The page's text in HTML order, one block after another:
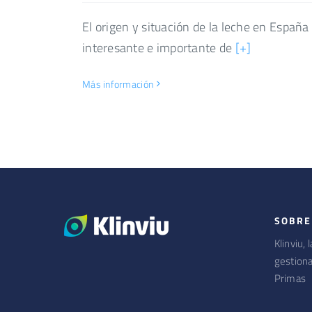
El origen y situación de la leche en
interesante e importante de [+]
Más información
Klinviu,
Primas